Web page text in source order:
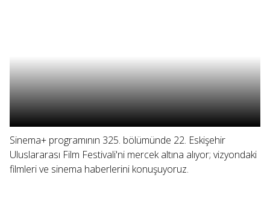
Sinema+ programının 325. bölümünde 22. Eskişehir
Uluslararası Film Festivali'ni mercek altına alıyor; vizyondaki
filmleri ve sinema haberlerini konuşuyoruz.